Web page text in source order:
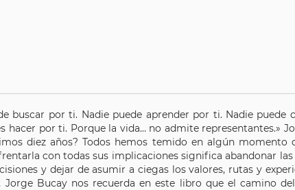
buscar por ti. Nadie puede aprender por ti. Nadie
hacer por ti. Porque la vida… no admite representantes.»
diez años? Todos hemos temido en algún momento
con todas sus implicaciones significa abandonar
y dejar de asumir a ciegas los valores, rutas y
Jorge Bucay nos recuerda en este libro que el camino